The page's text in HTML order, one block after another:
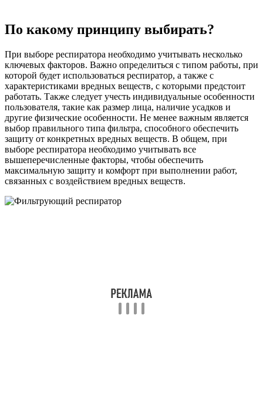
По какому принципу выбирать?
При выборе респиратора необходимо учитывать несколько
ключевых факторов. Важно определиться с типом работы, при
которой будет использоваться респиратор, а также с
характеристиками вредных веществ, с которыми предстоит
работать. Также следует учесть индивидуальные особенности
пользователя, такие как размер лица, наличие усадков и
другие физические особенности. Не менее важным является
выбор правильного типа фильтра, способного обеспечить
защиту от конкретных вредных веществ. В общем, при
выборе респиратора необходимо учитывать все
вышеперечисленные факторы, чтобы обеспечить
максимальную защиту и комфорт при выполнении работ,
связанных с воздействием вредных веществ.